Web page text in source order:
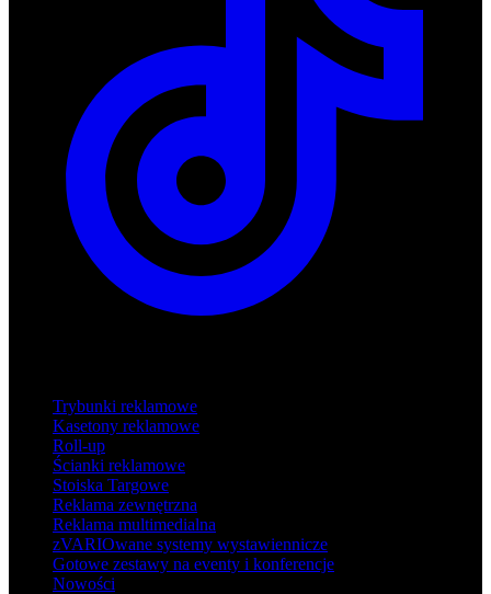
Trybunki reklamowe
Kasetony reklamowe
Roll-up
Ścianki reklamowe
Stoiska Targowe
Reklama zewnętrzna
Reklama multimedialna
zVARIOwane systemy wystawiennicze
Gotowe zestawy na eventy i konferencje
Nowości